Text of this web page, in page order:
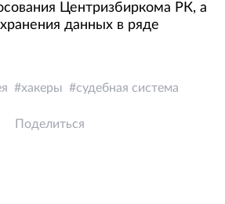
Центризбиркома РК, а
данных в ряде
хакеры судебная система
Поделиться